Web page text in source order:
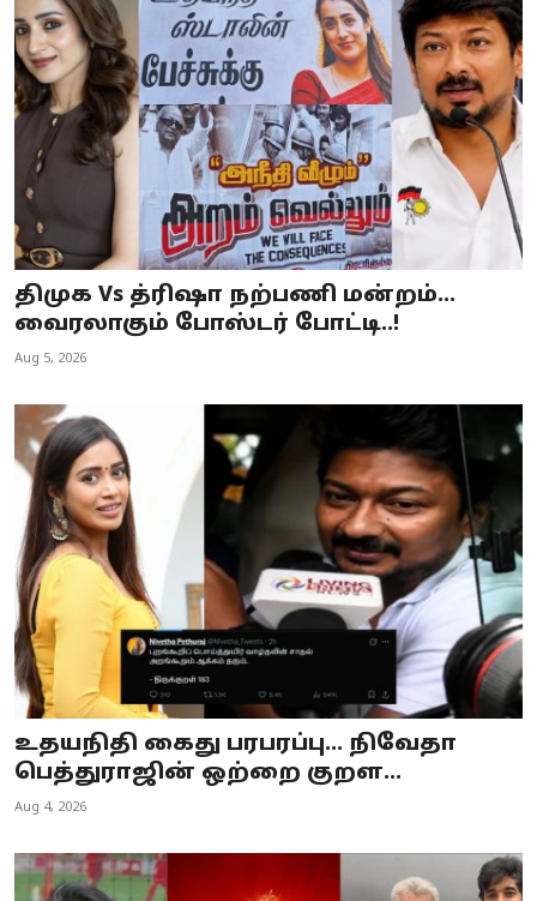
திமுக Vs த்ரிஷா நற்பணி மன்றம்…
வைரலாகும் போஸ்டர் போட்டி..!
Aug 5, 2026
உதயநிதி கைது பரபரப்பு... நிவேதா
பெத்துராஜின் ஒற்றை குறள...
Aug 4, 2026